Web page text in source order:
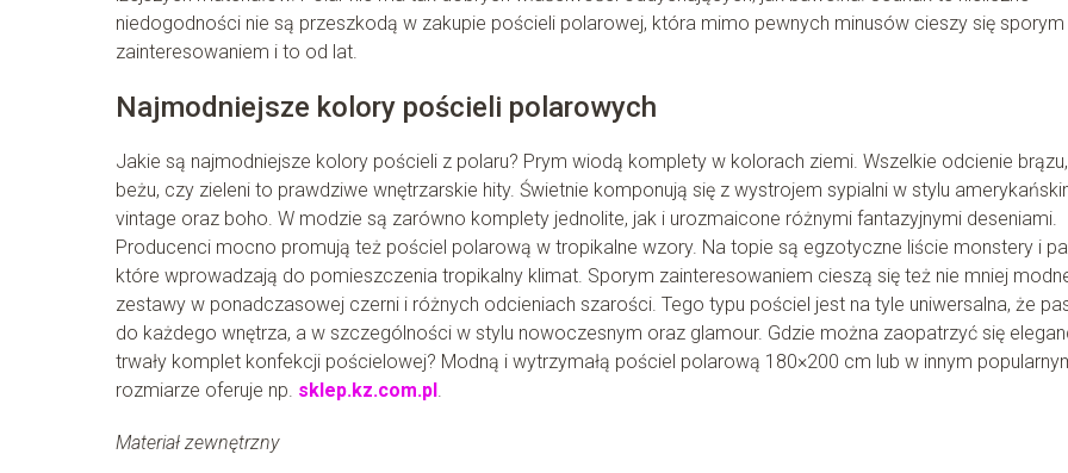
niedogodności nie są przeszkodą w zakupie pościeli polarowej, która mimo pewnych minusów cieszy się sporym
zainteresowaniem i to od lat.
Najmodniejsze kolory pościeli polarowych
Jakie są najmodniejsze kolory pościeli z polaru? Prym wiodą komplety w kolorach ziemi. Wszelkie odcienie brązu,
beżu, czy zieleni to prawdziwe wnętrzarskie hity. Świetnie komponują się z wystrojem sypialni w stylu
vintage oraz boho. W modzie są zarówno komplety jednolite, jak i urozmaicone różnymi fantazyjnymi deseniami.
Producenci mocno promują też pościel polarową w tropikalne wzory. Na topie są egzotyczne liście monstery i
które wprowadzają do pomieszczenia tropikalny klimat. Sporym zainteresowaniem cieszą się też nie mniej
zestawy w ponadczasowej czerni i różnych odcieniach szarości. Tego typu pościel jest na tyle uniwersalna, że
do każdego wnętrza, a w szczególności w stylu nowoczesnym oraz glamour. Gdzie można zaopatrzyć się
trwały komplet konfekcji pościelowej? Modną i wytrzymałą pościel polarową 180×200 cm lub w innym
rozmiarze oferuje np. sklep.kz.com.pl .
Materiał zewnętrzny